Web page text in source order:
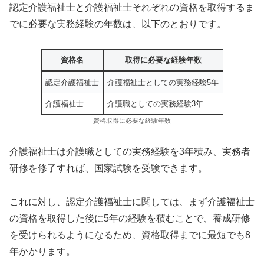
認定介護福祉士と介護福祉士それぞれの資格を取得するま
でに必要な実務経験の年数は、以下のとおりです。
資格名 取得に必要な経験年数
認定介護福祉士 介護福祉士としての実務経験5年
介護福祉士 介護職としての実務経験3年
資格取得に必要な経験年数
介護福祉士は介護職としての実務経験を3年積み、実務者
研修を修了すれば、国家試験を受験できます。
これに対し、認定介護福祉士に関しては、まず介護福祉士
の資格を取得した後に5年の経験を積むことで、養成研修
を受けられるようになるため、資格取得までに最短でも8
年かかります。